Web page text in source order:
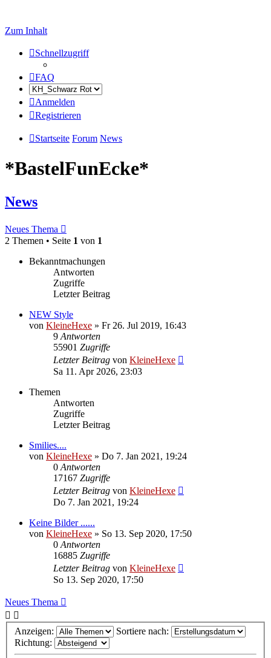
Zum Inhalt
Schnellzugriff
FAQ
Anmelden
Registrieren
Startseite Forum News
*BastelFunEcke*
News
Neues Thema
2 Themen • Seite 1 von 1
Bekanntmachungen
Antworten
Zugriffe
Letzter Beitrag
NEW Style
von KleineHexe » Fr 26. Jul 2019, 16:43
9 Antworten
55901 Zugriffe
Letzter Beitrag von KleineHexe
Sa 11. Apr 2026, 23:03
Themen
Antworten
Zugriffe
Letzter Beitrag
Smilies....
von KleineHexe » Do 7. Jan 2021, 19:24
0 Antworten
17167 Zugriffe
Letzter Beitrag von KleineHexe
Do 7. Jan 2021, 19:24
Keine Bilder ......
von KleineHexe » So 13. Sep 2020, 17:50
0 Antworten
16885 Zugriffe
Letzter Beitrag von KleineHexe
So 13. Sep 2020, 17:50
Neues Thema
Anzeigen:
Sortiere nach:
Richtung: